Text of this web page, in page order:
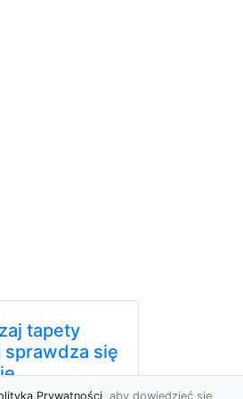
tapety
sprawdza się
Prywatności, aby dowiedzieć się